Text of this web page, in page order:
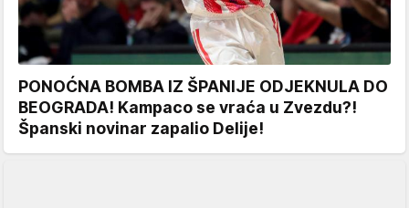
PONOĆNA BOMBA IZ ŠPANIJE ODJEKNULA DO
BEOGRADA! Kampaco se vraća u Zvezdu?!
Španski novinar zapalio Delije!